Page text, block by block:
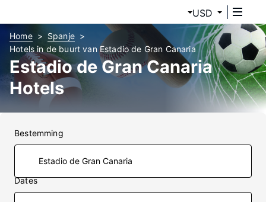
USD
Home
Spanje
Hotels in de buurt van Estadio de Gran Canaria
Estadio de Gran Canaria
Hotels
Bestemming
Dates